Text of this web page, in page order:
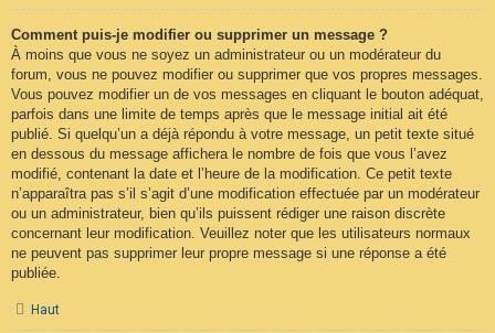
Comment puis-je modifier ou supprimer un message ?
À moins que vous ne soyez un administrateur ou un modérateur du
forum, vous ne pouvez modifier ou supprimer que vos propres messages.
Vous pouvez modifier un de vos messages en cliquant le bouton adéquat,
parfois dans une limite de temps après que le message initial ait été
publié. Si quelqu’un a déjà répondu à votre message, un petit texte situé
en dessous du message affichera le nombre de fois que vous l’avez
modifié, contenant la date et l’heure de la modification. Ce petit texte
n’apparaîtra pas s’il s’agit d’une modification effectuée par un modérateur
ou un administrateur, bien qu’ils puissent rédiger une raison discrète
concernant leur modification. Veuillez noter que les utilisateurs normaux
ne peuvent pas supprimer leur propre message si une réponse a été
publiée.
Haut